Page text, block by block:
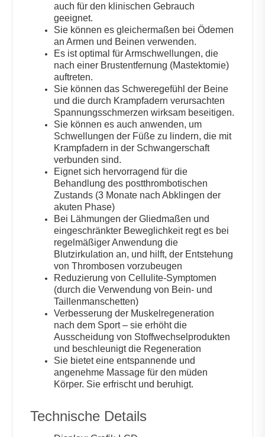
auch für den klinischen Gebrauch
geeignet.
Sie können es gleichermaßen bei Ödemen
an Armen und Beinen verwenden.
Es ist optimal für Armschwellungen, die
nach einer Brustentfernung (Mastektomie)
auftreten.
Sie können das Schweregefühl der Beine
und die durch Krampfadern verursachten
Spannungsschmerzen wirksam beseitigen.
Sie können es auch anwenden, um
Schwellungen der Füße zu lindern, die mit
Krampfadern in der Schwangerschaft
verbunden sind.
Eignet sich hervorragend für die
Behandlung des postthrombotischen
Zustands (3 Monate nach Abklingen der
akuten Phase)
Bei Lähmungen der Gliedmaßen und
eingeschränkter Beweglichkeit regt es bei
regelmäßiger Anwendung die
Blutzirkulation an, und hilft, der Entstehung
von Thrombosen vorzubeugen
Reduzierung von Cellulite-Symptomen
(durch die Verwendung von Bein- und
Taillenmanschetten)
Verbesserung der Muskelregeneration
nach dem Sport – sie erhöht die
Ausscheidung von Stoffwechselprodukten
und beschleunigt die Regeneration
Sie bietet eine entspannende und
angenehme Massage für den müden
Körper. Sie erfrischt und beruhigt.
Technische Details